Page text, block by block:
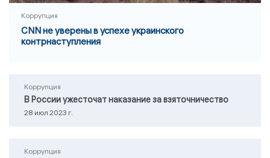
Коррупция
CNN не уверены в успехе украинского
контрнаступления
Коррупция
В России ужесточат наказание за взяточничество
28 июл 2023 г.
Коррупция